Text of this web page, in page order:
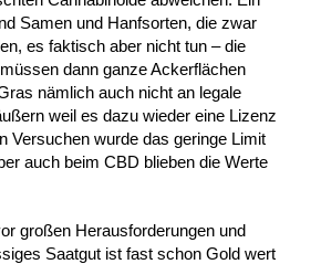
Samen und Hanfsorten, die zwar
es faktisch aber nicht tun – die
dann ganze Ackerflächen
nämlich auch nicht an legale
weil es dazu wieder eine Lizenz
Versuchen wurde das geringe Limit
auch beim CBD blieben die Werte
großen Herausforderungen und
Saatgut ist fast schon Gold wert